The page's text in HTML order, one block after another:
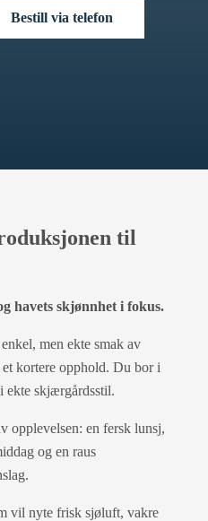
Bestill via telefon
til
havets skjønnhet i fokus.
men ekte smak av
kortere opphold. Du bor i
ekte skjærgårdsstil.
opplevelsen: en fersk lunsj,
og en raus
vil nyte frisk sjøluft, vakre